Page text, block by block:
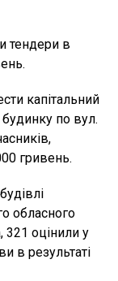
тендери в
капітальний
по вул.
гривень.
обласного
321 оцінили у
в результаті